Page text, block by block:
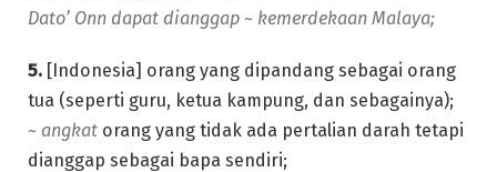
Dato’ Onn dapat dianggap ~ kemerdekaan Malaya;
5. [Indonesia] orang yang dipandang sebagai orang
tua (seperti guru, ketua kampung, dan sebagainya);
~ angkat orang yang tidak ada pertalian darah tetapi
dianggap sebagai bapa sendiri;